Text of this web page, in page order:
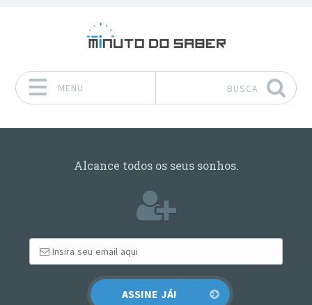
MENU BUSCA
Alcance todos os seus sonhos.